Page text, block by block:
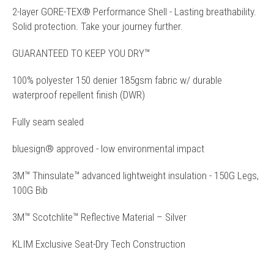
2-layer GORE-TEX® Performance Shell - Lasting breathability.
Solid protection. Take your journey further.
GUARANTEED TO KEEP YOU DRY™
100% polyester 150 denier 185gsm fabric w/ durable
waterproof repellent finish (DWR)
Fully seam sealed
bluesign® approved - low environmental impact
3M™ Thinsulate™ advanced lightweight insulation - 150G Legs,
100G Bib
3M™ Scotchlite™ Reflective Material – Silver
KLIM Exclusive Seat-Dry Tech Construction